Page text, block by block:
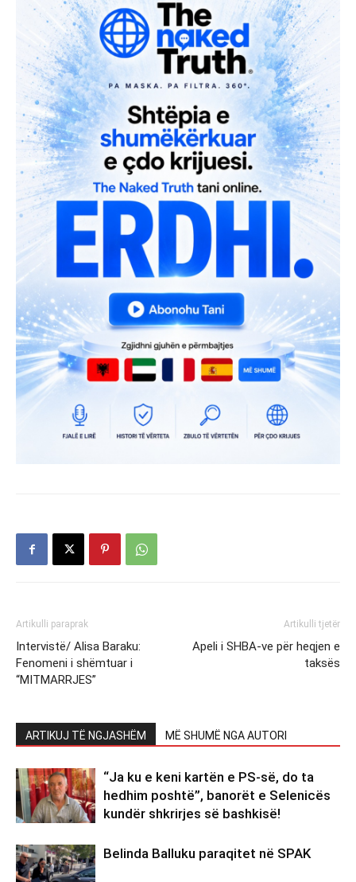
Artikulli paraprak
Intervistë/ Alisa Baraku:
Fenomeni i shëmtuar i
“MITMARRJES”
Artikulli tjetër
Apeli i SHBA-ve për heqjen e
taksës
ARTIKUJ TË NGJASHËM MË SHUMË NGA AUTORI
“Ja ku e keni kartën e PS-së, do ta
hedhim poshtë”, banorët e Selenicës
kundër shkrirjes së bashkisë!
Belinda Balluku paraqitet në SPAK